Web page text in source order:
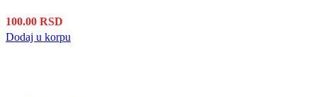
100.00 RSD
Dodaj u korpu